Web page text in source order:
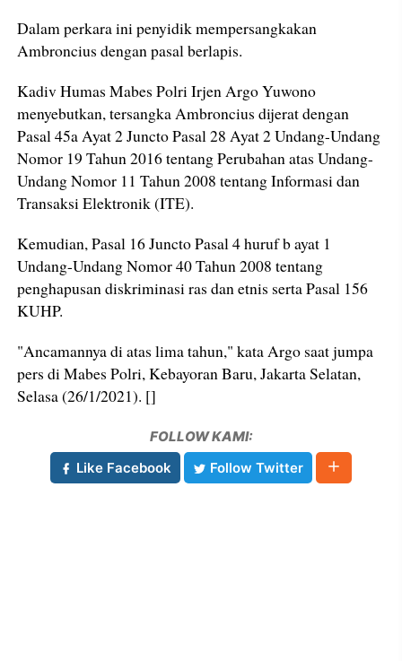
Dalam perkara ini penyidik mempersangkakan
Ambroncius dengan pasal berlapis.
Kadiv Humas Mabes Polri Irjen Argo Yuwono
menyebutkan, tersangka Ambroncius dijerat dengan
Pasal 45a Ayat 2 Juncto Pasal 28 Ayat 2 Undang-Undang
Nomor 19 Tahun 2016 tentang Perubahan atas Undang-
Undang Nomor 11 Tahun 2008 tentang Informasi dan
Transaksi Elektronik (ITE).
Kemudian, Pasal 16 Juncto Pasal 4 huruf b ayat 1
Undang-Undang Nomor 40 Tahun 2008 tentang
penghapusan diskriminasi ras dan etnis serta Pasal 156
KUHP.
"Ancamannya di atas lima tahun," kata Argo saat jumpa
pers di Mabes Polri, Kebayoran Baru, Jakarta Selatan,
Selasa (26/1/2021). []
FOLLOW KAMI:
Like Facebook
Follow Twitter